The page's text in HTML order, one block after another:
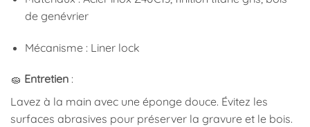
de genévrier
Mécanisme : Liner lock
🧽 Entretien :
Lavez à la main avec une éponge douce. Évitez les
surfaces abrasives pour préserver la gravure et le bois.